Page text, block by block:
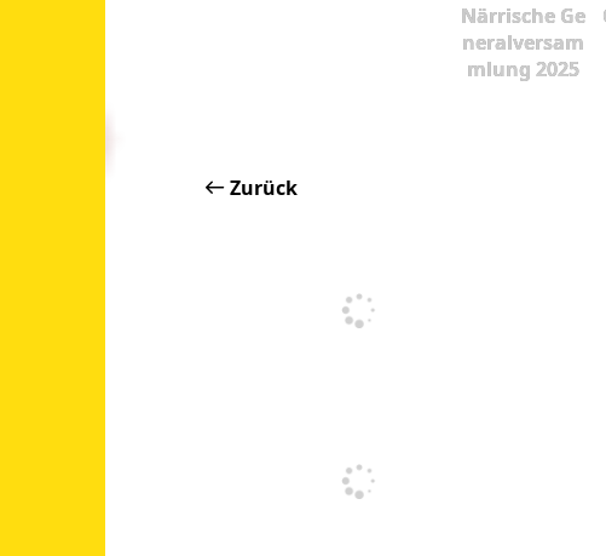
Närrische Ge
neralversam
mlung 2025
Zurück